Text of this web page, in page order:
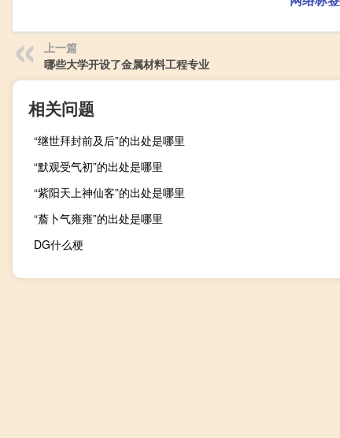
上一篇
哪些大学开设了金属材料工程专业
相关问题
“继世拜封前及后”的出处是哪里
“默观受气初”的出处是哪里
“紫阳天上神仙客”的出处是哪里
“薝卜气雍雍”的出处是哪里
DG什么梗